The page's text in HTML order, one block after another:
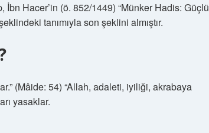
İbn Hacer’in (ö. 852/1449) “Münker Hadis: Güçlü
tanımıyla son şeklini almıştır.
(Mâide: 54) “Allah, adaleti, iyiliği, akrabaya
yasaklar.